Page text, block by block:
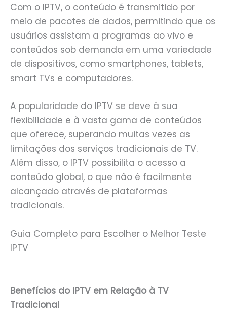
Com o IPTV, o conteúdo é transmitido por
meio de pacotes de dados, permitindo que os
usuários assistam a programas ao vivo e
conteúdos sob demanda em uma variedade
de dispositivos, como smartphones, tablets,
smart TVs e computadores.
A popularidade do IPTV se deve à sua
flexibilidade e à vasta gama de conteúdos
que oferece, superando muitas vezes as
limitações dos serviços tradicionais de TV.
Além disso, o IPTV possibilita o acesso a
conteúdo global, o que não é facilmente
alcançado através de plataformas
tradicionais.
Guia Completo para Escolher o Melhor Teste
IPTV
Benefícios do IPTV em Relação à TV
Tradicional